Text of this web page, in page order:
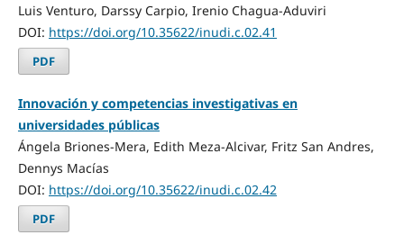
Luis Venturo, Darssy Carpio, Irenio Chagua-Aduviri
DOI: https://doi.org/10.35622/inudi.c.02.41
PDF
Innovación y competencias investigativas en
universidades públicas
Ángela Briones-Mera, Edith Meza-Alcivar, Fritz San Andres,
Dennys Macías
DOI: https://doi.org/10.35622/inudi.c.02.42
PDF